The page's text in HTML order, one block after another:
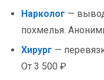
Нарколог —
похмелья.
Хирург —
От 3 500 ₽